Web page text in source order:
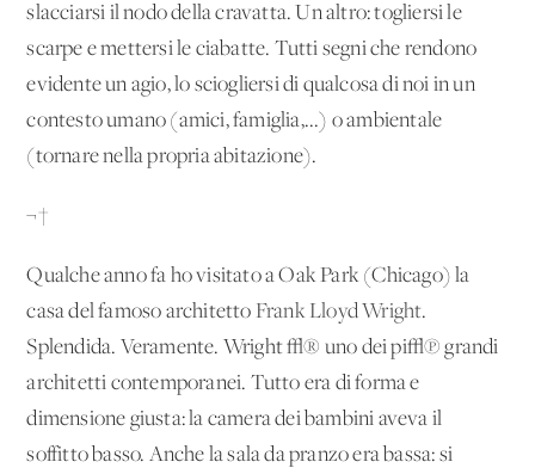
slacciarsi il nodo della cravatta. Un altro: togliersi le
scarpe e mettersi le ciabatte. Tutti segni che rendono
evidente un agio, lo sciogliersi di qualcosa di noi in un
contesto umano (amici, famiglia,...) o ambientale
(tornare nella propria abitazione).
¬†
Qualche anno fa ho visitato a Oak Park (Chicago) la
casa del famoso architetto Frank Lloyd Wright.
Splendida. Veramente. Wright √® uno dei pi√π grandi
architetti contemporanei. Tutto era di forma e
dimensione giusta: la camera dei bambini aveva il
soffitto basso. Anche la sala da pranzo era bassa: si